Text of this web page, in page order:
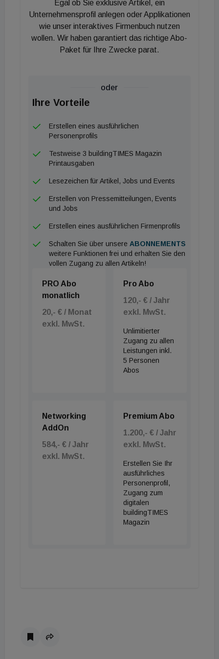
Vorgesehen sind Einloch-, Dreiloch- sowie
wandmontierte und freistehende Lösungen,
darunter unterschiedlich hohe Einhebelarmaturen
anderem eine freistehende Wannenarmatur sowie
wandmontierte Wannenausläufe und Dreiloch-
Kollektion Unterputz- und Aufputz-Lösungen, Kopf-
und Handbrausen, Brausesets sowie eine
Portereinheit.
Für die Steuerung sind Module für einen oder zwei
Anwendungen von der Einzeldusche bis zu
der Hansgrohe Group, auf FinishPlus-Varianten, die
von akzentuierenden Farbtönen bis zu
sind neben designaffinen Bauherren vor allem
Innenarchitekten und Badplaner, die über
unterschiedliche Räume hinweg ein konsistentes,
zugleich anpassungsfähiges Gestaltungskonzept
Egal ob Sie exklusive Artikel, ein
Unternehmensprofil anlegen oder Applikationen
wie unser interaktives Firmenbuch nutzen
wollen. Wir haben garantiert das richtige Abo-
Paket für Ihre Zwecke parat.
oder
Ihre Vorteile
Erstellen eines ausführlichen
Personenprofils
Testweise 3 buildingTIMES Magazin
Printausgaben
Lesezeichen für Artikel, Jobs und Events
Erstellen von Pressemitteilungen, Events
und Jobs
Erstellen eines ausführlichen Firmenprofils
Schalten Sie über unsere ABONNEMENTS
weitere Funktionen frei und erhalten Sie den
vollen Zugang zu allen Artikeln!
PRO Abo
monatlich
20,- € / Monat
exkl. MwSt.
Pro Abo
120,- € / Jahr
exkl. MwSt.
Unlimitierter
Zugang zu allen
Leistungen inkl.
5 Personen
Abos
Networking
AddOn
584,- € / Jahr
exkl. MwSt.
Premium Abo
1.200,- € / Jahr
exkl. MwSt.
Erstellen Sie Ihr
ausführliches
Personenprofil,
Zugang zum
digitalen
buildingTIMES
Magazin